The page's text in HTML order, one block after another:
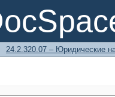
24.2.320.07 – Юридические